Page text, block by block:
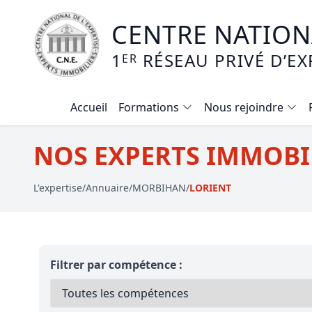
CENTRE
1 ER RÉSEAU PRIVÉ
Accueil
Formations
Formation expertise immobilière /
Expertise local commercial
Mise en copropriété
Expertise terrains agricoles,
Nous rejoindre
NOS EXPERTS
L'expertise/Annuaire/MORBIHAN/LORIENT
Filtrer par compétence :